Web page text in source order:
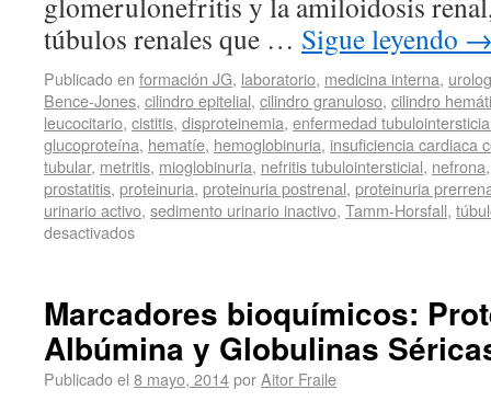
túbulos renales que … Sigue leyendo
Publicado en formación JG, laboratorio, medicina interna,
Bence-Jones, cilindro epitelial, cilindro granuloso, cilindro
leucocitario, cistitis, disproteinemia, enfermedad
glucoproteína, hematíe, hemoglobinuria, insuficiencia cardiaca
tubular, metritis, mioglobinuria, nefritis tubulointersticial, nefrona
prostatitis, proteinuria, proteinuria postrenal, proteinuria
urinario activo, sedimento urinario inactivo, Tamm-Horsfall,
desactivados
Marcadores bioquímicos:
Albúmina y Globulinas
Publicado el 8 mayo, 2014porAitor Fraile